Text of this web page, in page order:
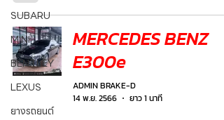
SUBARU
MINI
BENTLEY
LEXUS
ยางรถยนต์
MERCEDES BENZ
E300e
ADMIN BRAKE-D
14 พ.ย. 2566
ยาว 1 นาที